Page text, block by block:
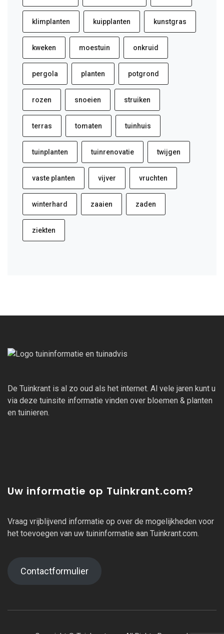
klimplanten kuipplanten kunstgras
kweken moestuin onkruid
pergola planten potgrond
rozen snoeien struiken
terras tomaten tuinhuis
tuinplanten tuinrenovatie twijgen
vaste planten vijver vruchten
winterhard zaaien zaden
ziekten
De Tuinkrant is al zo oud als het internet. Al vele jaren kunt u
via deze tuinsite informatie vinden over bloemen & planten
en tuinieren.
Uw informatie op Tuinkrant.com?
Vraag vrijblijvend informatie op over de mogelijkheden voor
het toevoegen van uw tuininformatie aan Tuinkrant.com.
Contactformulier